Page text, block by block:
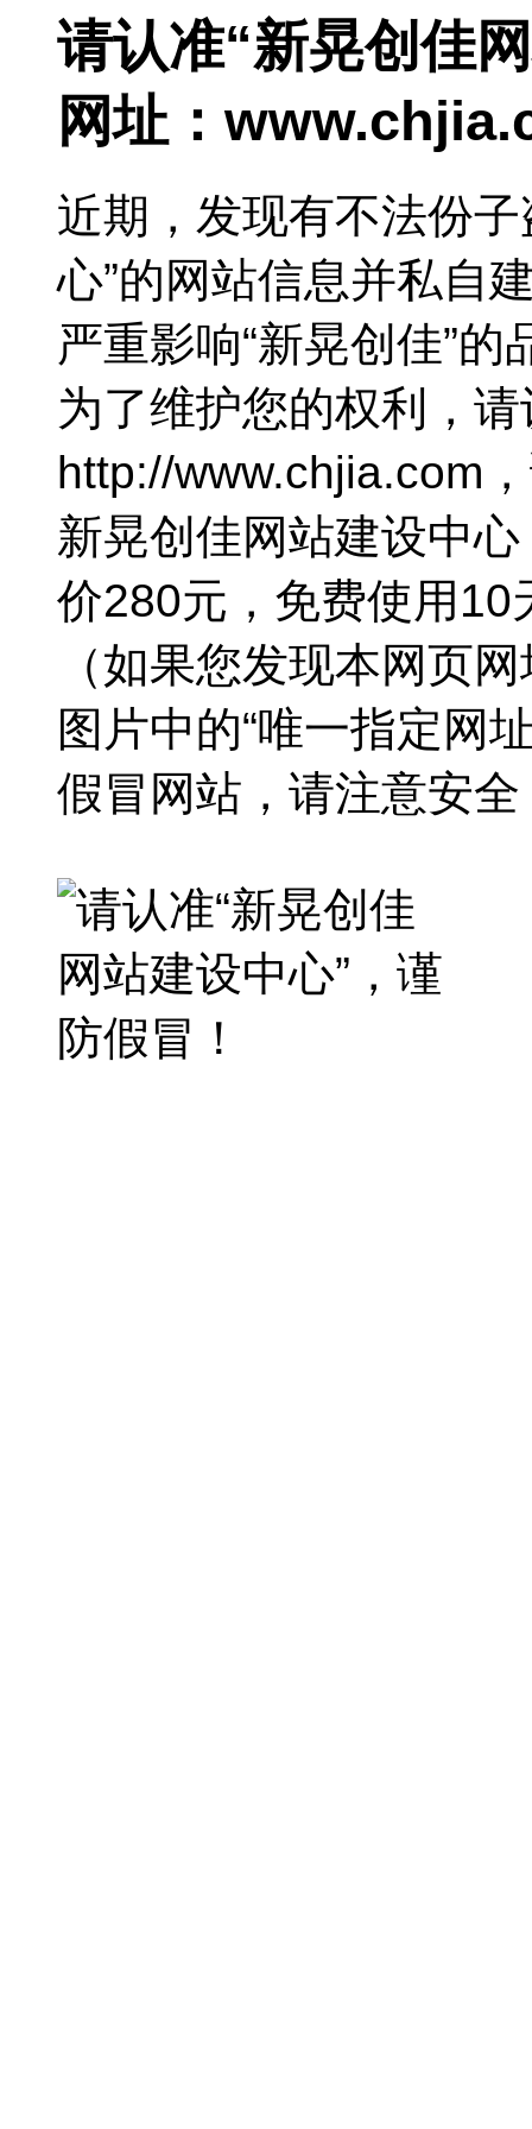
请认准“新晃创佳
网址：
近期，发现有不法份
心”的网站信息并私自
严重影响“新晃创佳”
为了维护您的权利，
http://www.chjia.com
新晃创佳网站建设中
价280元，免费使用10
（如果您发现本网页网
图片中的“唯一指定网
假冒网站，请注意安全